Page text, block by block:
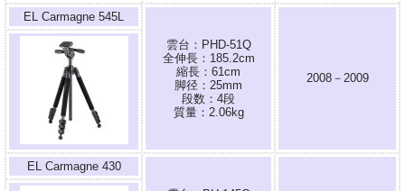
EL Carmagne 545L
雲台：PHD-51Q
全伸長：185.2cm
縮長：61cm
脚径：25mm
段数：4段
質量：2.06kg
2008－2009
EL Carmagne 430